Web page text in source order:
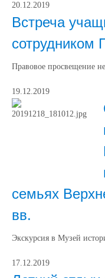
20.12.2019
Встреча
сотрудником
Правовое просвещение
19.12.2019
семьях
вв.
Экскурсия в Музей
17.12.2019